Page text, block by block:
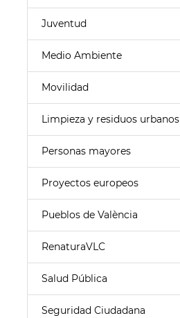
Juventud
Medio Ambiente
Movilidad
Limpieza y residuos urbanos
Personas mayores
Proyectos europeos
Pueblos de València
RenaturaVLC
Salud Pública
Seguridad Ciudadana